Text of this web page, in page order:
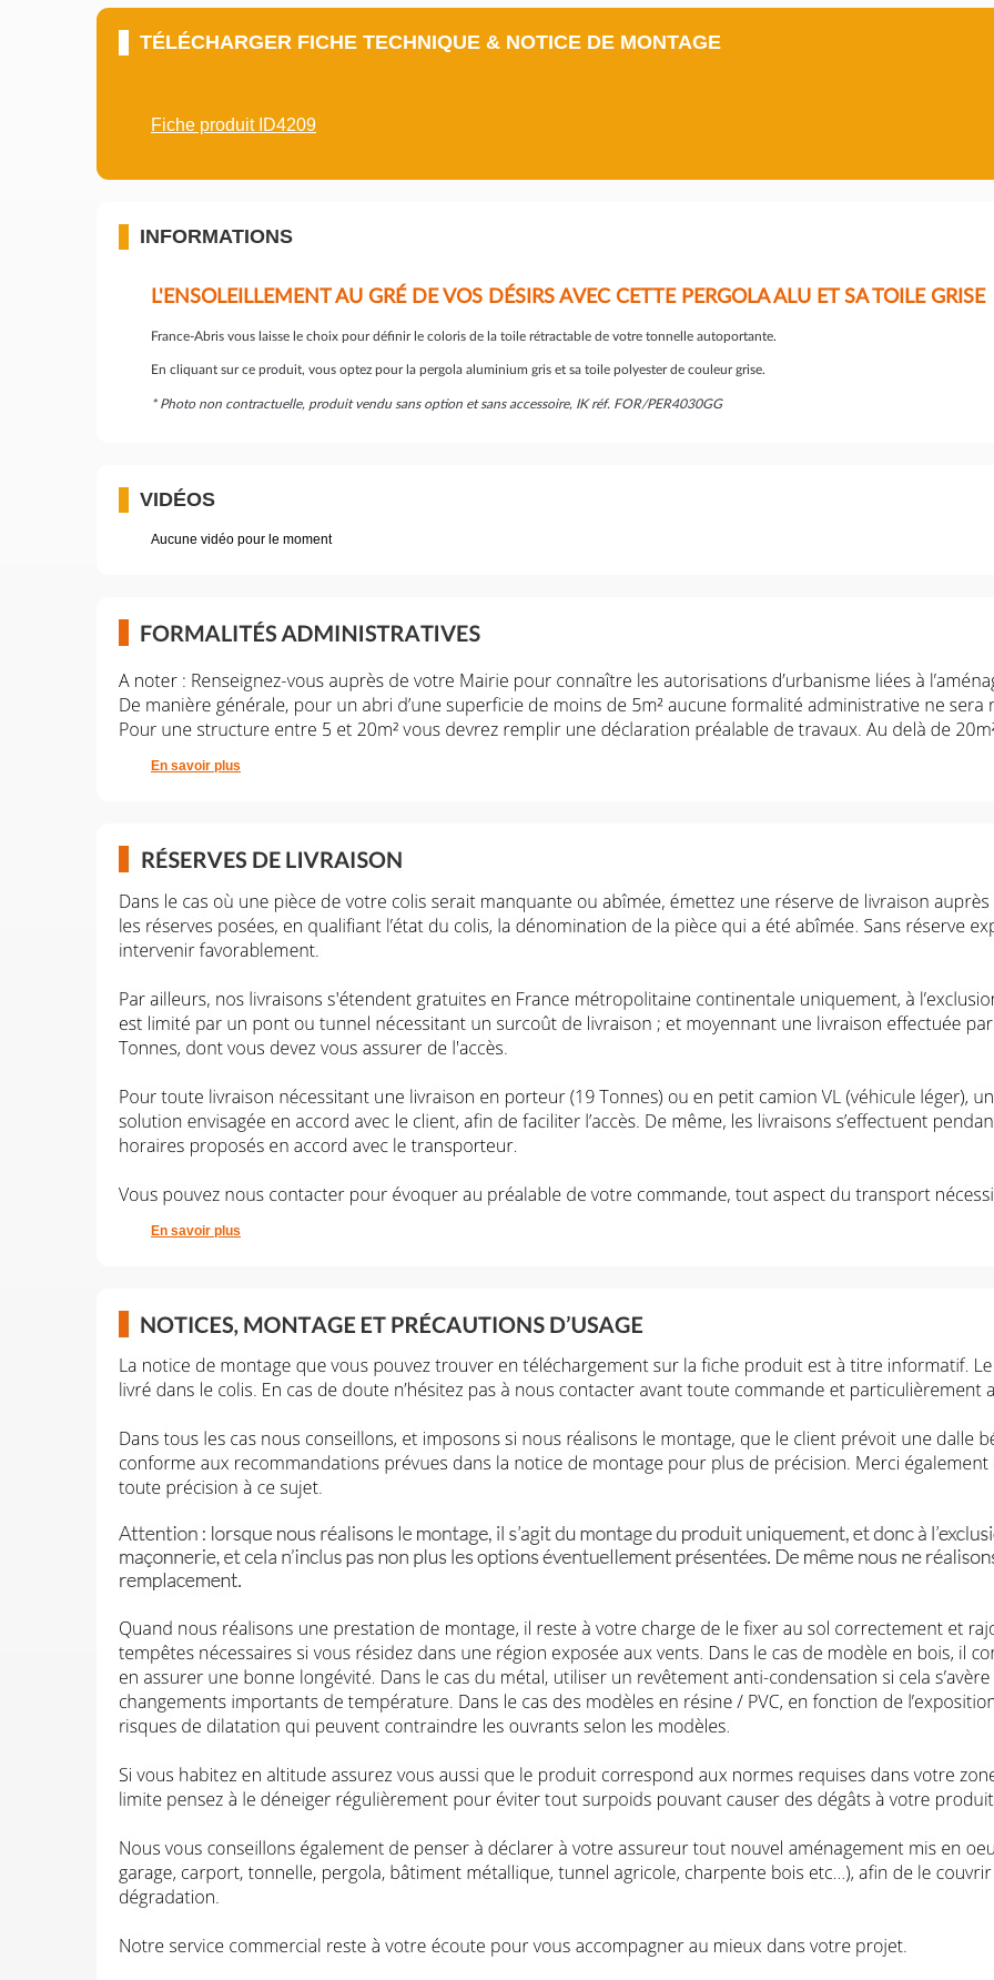
TÉLÉCHARGER FICHE TECHNIQUE & NOTICE DE MONTAGE
Fiche produit ID4209
INFORMATIONS
L'ENSOLEILLEMENT AU GRÉ DE VOS DÉSIRS AVEC CETTE PERGOLA ALU ET SA TOILE GRISE
France-Abris vous laisse le choix pour définir le coloris de la toile rétractable de votre tonnelle autoportante.
En cliquant sur ce produit, vous optez pour la pergola aluminium gris et sa toile polyester de couleur grise.
* Photo non contractuelle, produit vendu sans option et sans accessoire, IK réf. FOR/PER4030GG
VIDÉOS
Aucune vidéo pour le moment
En savoir plus
En savoir plus